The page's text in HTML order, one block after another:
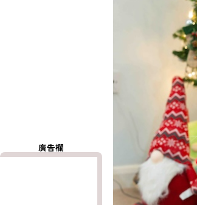
廣告欄